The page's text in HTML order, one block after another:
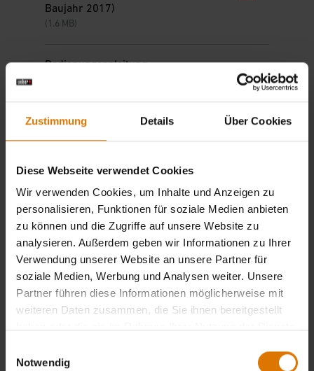
Zustimmung Details Über Cookies
Diese Webseite verwendet Cookies
Wir verwenden Cookies, um Inhalte und Anzeigen zu
personalisieren, Funktionen für soziale Medien anbieten
zu können und die Zugriffe auf unsere Website zu
analysieren. Außerdem geben wir Informationen zu Ihrer
Verwendung unserer Website an unsere Partner für
soziale Medien, Werbung und Analysen weiter. Unsere
Partner führen diese Informationen möglicherweise mit
weiteren Daten zusammen, die Sie ihnen bereitgestellt
Notwendig
Baujahr 2017)
(1.6 MB)
Bedienungsanleitung
S320 S330 (bis Baujahr
2017)
DOWNLOAD
Aufbauanleitung
Genesis E310 / E330
(bis Baujahr 2017)
DOWNLOAD
Genesis II (Baujahr 2017 - 2021)
Benutzerhandbuch
Genesis II E-210 GBS /
/ E-610 GBS